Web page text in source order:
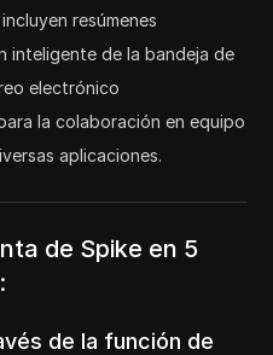
resúmenes
inteligente de la bandeja de
electrónico
la colaboración en equipo
aplicaciones.
de Spike en 5
de la función de